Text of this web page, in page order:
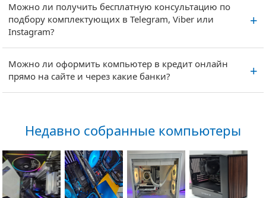
Можно ли получить бесплатную консультацию по
подбору комплектующих в Telegram, Viber или
Instagram?
Можно ли оформить компьютер в кредит онлайн
прямо на сайте и через какие банки?
Недавно собранные компьютеры